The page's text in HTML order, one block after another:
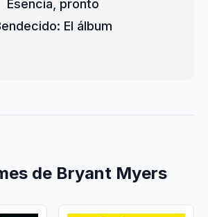
Esencia, pronto
El álbum
de Bryant Myers